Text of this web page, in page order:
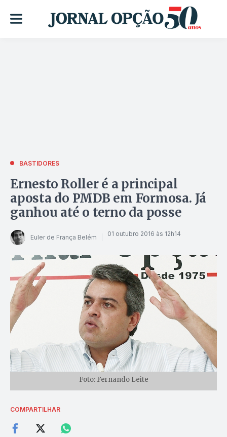
BASTIDORES
Ernesto Roller é a principal
aposta do PMDB em Formosa. Já
ganhou até o terno da posse
Euler de França Belém 01 outubro 2016 às 12h14
Foto: Fernando Leite
COMPARTILHAR